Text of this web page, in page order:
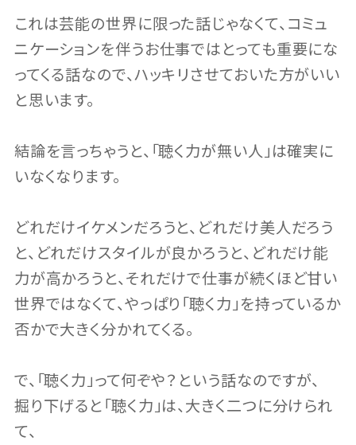
これは芸能の世界に限った話じゃなくて、コミュ
ニケーションを伴うお仕事ではとっても重要にな
ってくる話なので、ハッキリさせておいた方がいい
と思います。
結論を言っちゃうと、「聴く力が無い人」は確実に
いなくなります。
どれだけイケメンだろうと、どれだけ美人だろう
と、どれだけスタイルが良かろうと、どれだけ能
力が高かろうと、それだけで仕事が続くほど甘い
世界ではなくて、やっぱり「聴く力」を持っているか
否かで大きく分かれてくる。
で、「聴く力」って何ぞや？という話なのですが、
掘り下げると「聴く力」は、大きく二つに分けられ
て、